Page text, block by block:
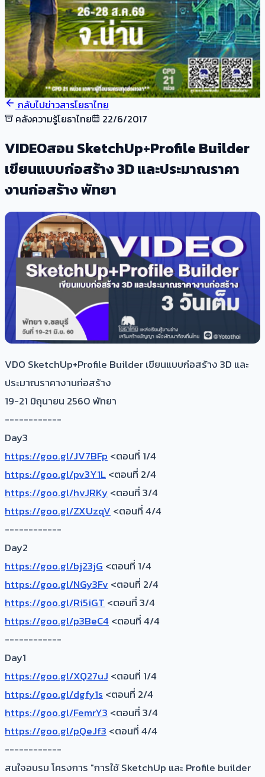
กลับไปข่าวสารโยธาไทย
คลังความรู้โยธาไทย
22/6/2017
VIDEOสอน SketchUp+Profile Builder
เขียนแบบก่อสร้าง 3D และประมาณราคา
งานก่อสร้าง พัทยา
VDO SketchUp+Profile Builder เขียนแบบก่อสร้าง 3D และ
ประมาณราคางานก่อสร้าง
19-21 มิถุนายน 2560 พัทยา
------------
Day3
https://goo.gl/JV7BFp <ตอนที่ 1/4
https://goo.gl/pv3Y1L<ตอนที่ 2/4
https://goo.gl/hvJRKy<ตอนที่ 3/4
https://goo.gl/ZXUzqV <ตอนที่ 4/4
------------
Day2
https://goo.gl/bj23jG <ตอนที่ 1/4
https://goo.gl/NGy3Fv <ตอนที่ 2/4
https://goo.gl/Ri5iGT <ตอนที่ 3/4
https://goo.gl/p3BeC4<ตอนที่ 4/4
------------
Day1
https://goo.gl/XQ27uJ <ตอนที่ 1/4
https://goo.gl/dgfy1s <ตอนที่ 2/4
https://goo.gl/FemrY3 <ตอนที่ 3/4
https://goo.gl/pQeJf3 <ตอนที่ 4/4
------------
สนใจอบรม โครงการ "การใช้ SketchUp และ Profile builder